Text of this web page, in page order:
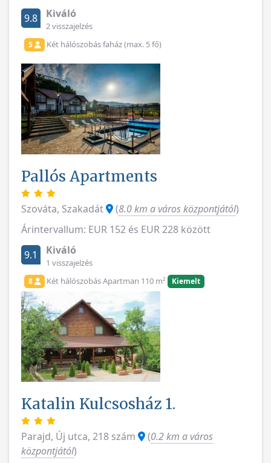
9.8
Kiváló
2 visszajelzés
5 Két hálószobás faház (max. 5 fő)
Pallós Apartments
Szováta, Szakadát (8.0 km a város központjától)
Árintervallum: EUR 152 és EUR 228 között
9.1
Kiváló
1 visszajelzés
8 Két hálószobás Apartman 110 m² Kiemelt
Katalin Kulcsosház 1.
Parajd, Új utca, 218 szám (0.2 km a város
központjától)